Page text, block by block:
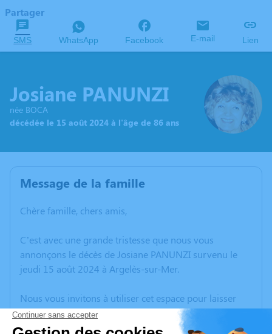
Partager
SMS WhatsApp Facebook E-mail Lien
Josiane PANUNZI
née BOCA
décédée le 15 août 2024 à l'âge de 86 ans
Message de la famille
Chère famille, chers amis,
C’est avec une grande tristesse que nous vous
annonçons le décès de Josiane PANUNZI survenu le
jeudi 15 août 2024 à Argelès-sur-Mer.
Nous vous invitons à utiliser cet espace pour laisser
vos condoléances, partager des photos souvenirs, une
anecdote ou exprimer vos pensées à travers des